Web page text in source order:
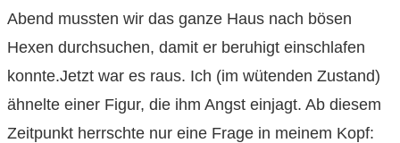
Abend mussten wir das ganze Haus nach bösen
Hexen durchsuchen, damit er beruhigt einschlafen
konnte.Jetzt war es raus. Ich (im wütenden Zustand)
ähnelte einer Figur, die ihm Angst einjagt. Ab diesem
Zeitpunkt herrschte nur eine Frage in meinem Kopf: